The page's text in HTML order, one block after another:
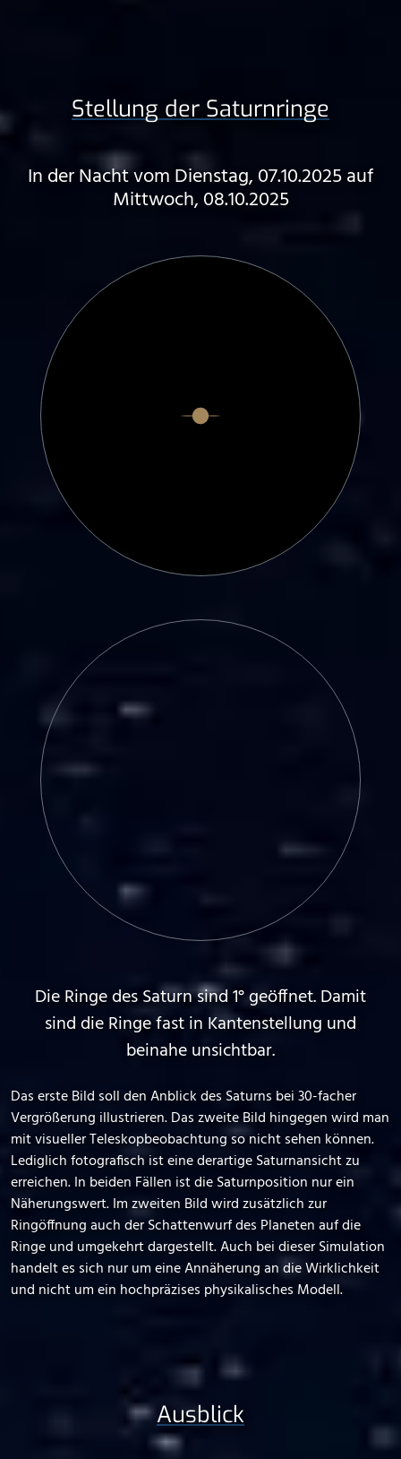
Stellung der Saturnringe
In der Nacht vom Dienstag, 07.10.2025 auf
Mittwoch, 08.10.2025
Die Ringe des Saturn sind 1° geöffnet. Damit
sind die Ringe fast in Kantenstellung und
beinahe unsichtbar.
Das erste Bild soll den Anblick des Saturns bei 30-facher
Vergrößerung illustrieren. Das zweite Bild hingegen wird man
mit visueller Teleskopbeobachtung so nicht sehen können.
Lediglich fotografisch ist eine derartige Saturnansicht zu
erreichen. In beiden Fällen ist die Saturnposition nur ein
Näherungswert. Im zweiten Bild wird zusätzlich zur
Ringöffnung auch der Schattenwurf des Planeten auf die
Ringe und umgekehrt dargestellt. Auch bei dieser Simulation
handelt es sich nur um eine Annäherung an die Wirklichkeit
und nicht um ein hochpräzises physikalisches Modell.
Ausblick